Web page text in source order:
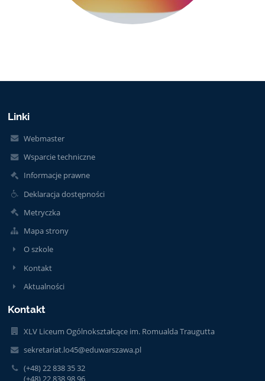
Linki
Webmaster
Wsparcie techniczne
Informacje prawne
Deklaracja dostępności
Metryczka
Mapa strony
O szkole
Kontakt
Aktualności
Kontakt
XLV Liceum Ogólnokształcące im. Romualda Traugutta
sekretariat.lo45@eduwarszawa.pl
(+48) 22 838 35 32
(+48) 22 838 98 96